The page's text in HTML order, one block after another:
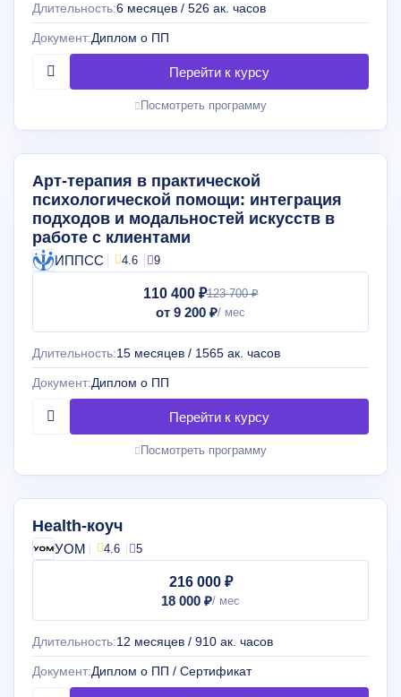
Длительность:6 месяцев / 526 ак. часов
Документ:Диплом о ПП
Посмотреть программу
Арт-терапия в практической
психологической помощи: интеграция
подходов и модальностей искусств в
работе с клиентами
ИППСС 4.6 9
110 400 ₽123 700 ₽
от 9 200 ₽
Длительность:15 месяцев / 1565 ак. часов
Документ:Диплом о ПП
Посмотреть программу
Health-коуч
УОМ 4.6 5
216 000 ₽
18 000 ₽
Длительность:12 месяцев / 910 ак. часов
Документ:Диплом о ПП / Сертификат